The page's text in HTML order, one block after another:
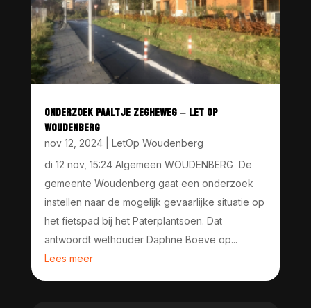
ONDERZOEK PAALTJE ZEGHEWEG – LET OP
WOUDENBERG
nov 12, 2024| LetOp Woudenberg
di 12 nov, 15:24 Algemeen WOUDENBERG De
gemeente Woudenberg gaat een onderzoek
instellen naar de mogelijk gevaarlijke situatie op
het fietspad bij het Paterplantsoen. Dat
antwoordt wethouder Daphne Boeve op...
Lees meer